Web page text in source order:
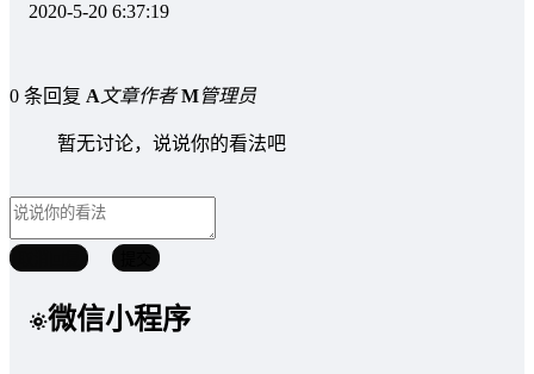
2020-5-20 6:37:19
0 条回复 A文章作者 M管理员
暂无讨论，说说你的看法吧
微信小程序